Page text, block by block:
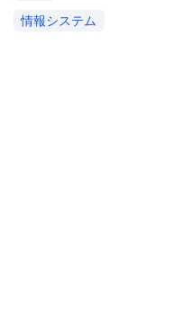
情報システム